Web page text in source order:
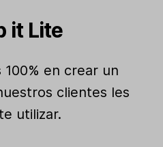
it Lite
en crear un
clientes les
utilizar.